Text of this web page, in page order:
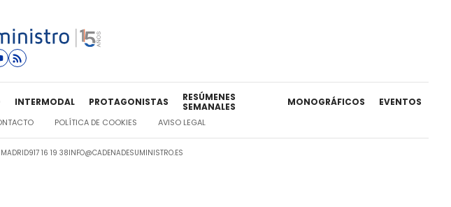
INTERMODAL PROTAGONISTAS
RESÚMENES
SEMANALES
MONOGRÁFICOS EVENTOS
POLÍTICA DE COOKIES AVISO LEGAL
917 16 19 38INFO@CADENADESUMINISTRO.ES